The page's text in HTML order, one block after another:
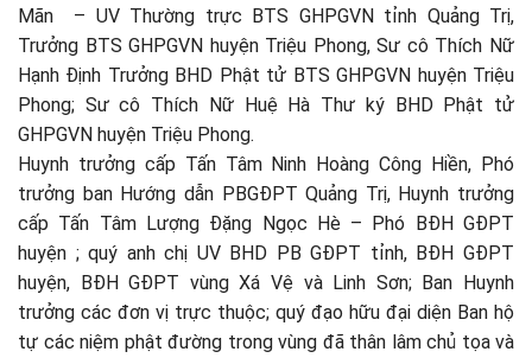
Mãn – UV Thường trực BTS GHPGVN tỉnh Quảng Trị,
Trưởng BTS GHPGVN huyện Triệu Phong, Sư cô Thích Nữ
Hạnh Định Trưởng BHD Phật tử BTS GHPGVN huyện Triệu
Phong; Sư cô Thích Nữ Huệ Hà Thư ký BHD Phật tử
GHPGVN huyện Triệu Phong.
Huynh trưởng cấp Tấn Tâm Ninh Hoàng Công Hiền, Phó
trưởng ban Hướng dẫn PBGĐPT Quảng Trị, Huynh trưởng
cấp Tấn Tâm Lượng Đặng Ngọc Hè – Phó BĐH GĐPT
huyện ; quý anh chị UV BHD PB GĐPT tỉnh, BĐH GĐPT
huyện, BĐH GĐPT vùng Xá Vệ và Linh Sơn; Ban Huynh
trưởng các đơn vị trực thuộc; quý đạo hữu đại diện Ban hộ
tự các niệm phật đường trong vùng đã thân lâm chủ tọa và